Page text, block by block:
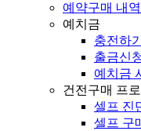
예약구매 내역
예치금
충전하기
출금신
예치금
건전구매 프
셀프 진
셀프 구